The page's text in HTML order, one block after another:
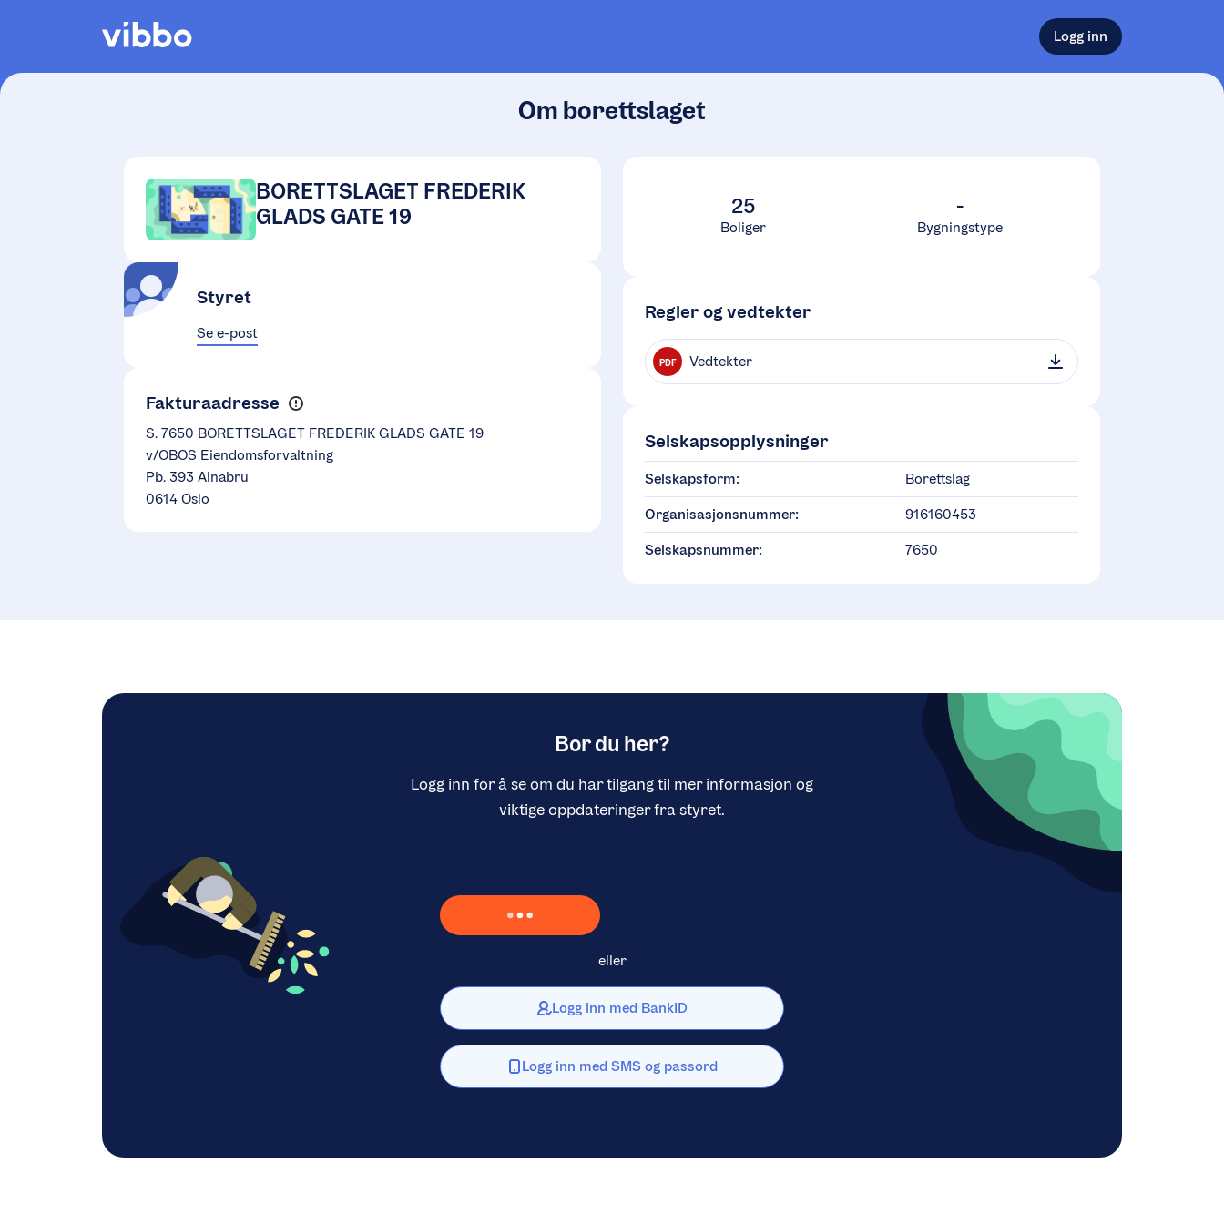
Logg inn
Om borettslaget
BORETTSLAGET FREDERIK
GLADS GATE 19
Styret
Se e-post
Fakturaadresse
S. 7650 BORETTSLAGET FREDERIK GLADS GATE 19
v/OBOS Eiendomsforvaltning
Pb. 393 Alnabru
0614 Oslo
25
Boliger
-
Bygningstype
Regler og vedtekter
PDF Vedtekter
Selskapsopplysninger
Selskapsform: Borettslag
Organisasjonsnummer: 916160453
Selskapsnummer: 7650
Bor du her?
Logg inn for å se om du har tilgang til mer informasjon og
viktige oppdateringer fra styret.
Laster inn Vipps …
eller
Logg inn med BankID
Logg inn med SMS og passord